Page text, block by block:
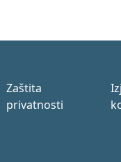
Zaštita
privatnosti